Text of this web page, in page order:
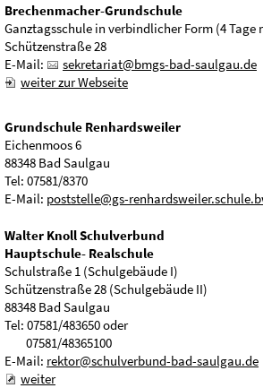
Brechenmacher-Grundschule
Ganztagsschule in verbindlicher Form (4 Tage
Schützenstraße 28
E-Mail:
sekretariat@bmgs-bad-saulgau.de
weiter zur Webseite
Grundschule Renhardsweiler
Eichenmoos 6
88348 Bad Saulgau
Tel: 07581/8370
E-Mail: poststelle@gs-
Walter Knoll Schulverbund
Hauptschule- Realschule
Schulstraße 1 (Schulgebäude I)
Schützenstraße 28 (Schulgebäude II)
88348 Bad Saulgau
Tel: 07581/483650 oder
07581/48365100
E-Mail: rektor@schulverbund-bad-saulgau.de
weiter